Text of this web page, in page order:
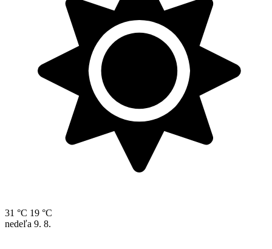
31 °C 19 °C
nedeľa 9. 8.